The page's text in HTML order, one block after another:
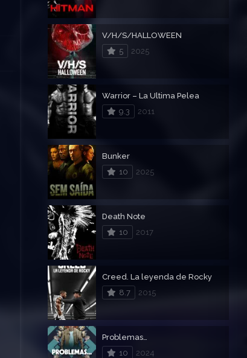
V/H/S/HALLOWEEN
5
2025
Warrior – La Ultima Pelea
9.3
2011
Bunker
10
2025
Death Note
10
2017
Creed. La leyenda de Rocky
8.7
2015
Problemas…
10
2024